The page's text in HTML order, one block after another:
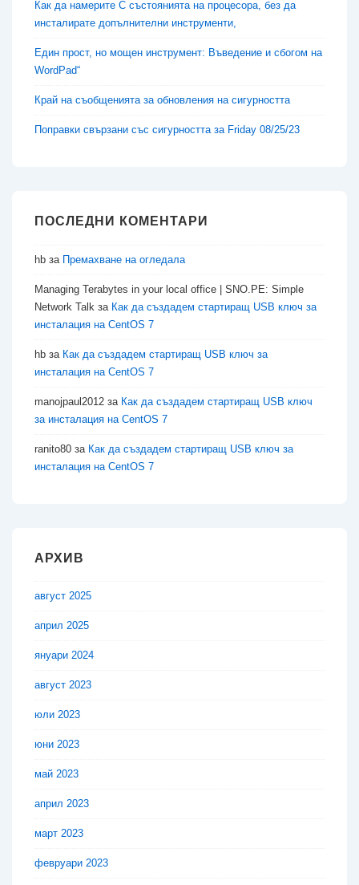
Как да намерите C състоянията на процесора, без да
инсталирате допълнителни инструменти,
Един прост, но мощен инструмент: Въведение и сбогом на
WordPad“
Край на съобщенията за обновления на сигурността
Поправки свързани със сигурността за Friday 08/25/23
ПОСЛЕДНИ КОМЕНТАРИ
hb за Премахване на огледала
Managing Terabytes in your local office | SNO.PE: Simple
Network Talk за Как да създадем стартиращ USB ключ за
инсталация на CentOS 7
hb за Как да създадем стартиращ USB ключ за
инсталация на CentOS 7
manojpaul2012 за Как да създадем стартиращ USB ключ
за инсталация на CentOS 7
ranito80 за Как да създадем стартиращ USB ключ за
инсталация на CentOS 7
АРХИВ
август 2025
април 2025
януари 2024
август 2023
юли 2023
юни 2023
май 2023
април 2023
март 2023
февруари 2023